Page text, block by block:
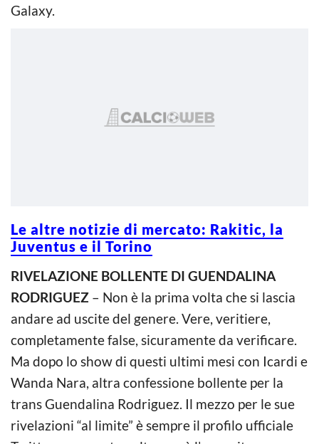
Galaxy.
Le altre notizie di mercato: Rakitic, la
Juventus e il Torino
RIVELAZIONE BOLLENTE DI GUENDALINA
RODRIGUEZ – Non è la prima volta che si lascia
andare ad uscite del genere. Vere, veritiere,
completamente false, sicuramente da verificare.
Ma dopo lo show di questi ultimi mesi con Icardi e
Wanda Nara, altra confessione bollente per la
trans Guendalina Rodriguez. Il mezzo per le sue
rivelazioni “al limite” è sempre il profilo ufficiale